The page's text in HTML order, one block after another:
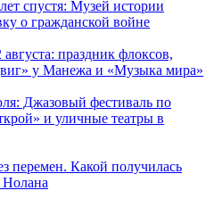
спустя: Музей истории
о гражданской войне
праздник флоксов,
у Манежа и «Музыка мира»
Джазовый фестиваль по
и уличные театры в
перемен. Какой получилась
Нолана